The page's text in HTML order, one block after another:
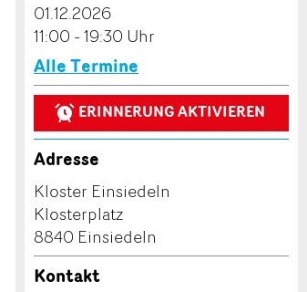
01.12.2026
11:00 - 19:30 Uhr
Alle Termine
02.12.2026
11:00 - 19:30 Uhr
03.12.2026
11:00 - 19:30 Uhr
04.12.2026
11:00 - 21:00 Uhr
05.12.2026
11:00 - 21:00 Uhr
ERINNERUNG AKTIVIEREN
Adresse
Kloster Einsiedeln
Klosterplatz
8840 Einsiedeln
Kontakt